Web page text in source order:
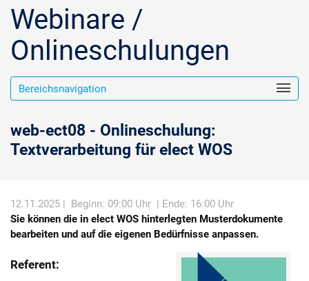
Lösungen
Veranstaltungen
Fortbildung
Service
Über die AKDB
Webinare /
Onlineschulungen
Bereichsnavigation
web-ect08 - Onlineschulung:
Textverarbeitung für elect WOS
12.11.2025 | Beginn: 09:00 Uhr | Ende: 16:00 Uhr
Sie können die in elect WOS hinterlegten Musterdokumente
bearbeiten und auf die eigenen Bedürfnisse anpassen.
Referent: